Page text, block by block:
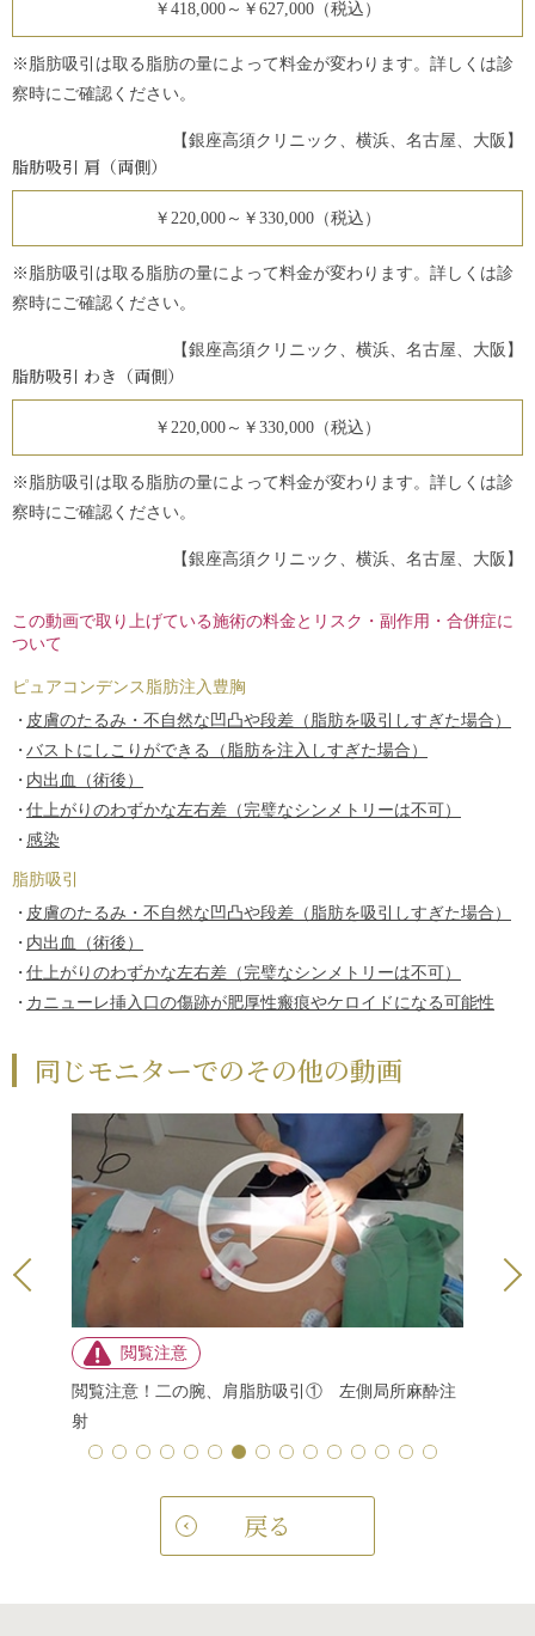
￥418,000～￥627,000（税込）
※脂肪吸引は取る脂肪の量によって料金が変わります。詳しくは診
察時にご確認ください。
【銀座高須クリニック、横浜、名古屋、大阪】
脂肪吸引 肩（両側）
￥220,000～￥330,000（税込）
※脂肪吸引は取る脂肪の量によって料金が変わります。詳しくは診
察時にご確認ください。
【銀座高須クリニック、横浜、名古屋、大阪】
脂肪吸引 わき（両側）
￥220,000～￥330,000（税込）
※脂肪吸引は取る脂肪の量によって料金が変わります。詳しくは診
察時にご確認ください。
【銀座高須クリニック、横浜、名古屋、大阪】
この動画で取り上げている施術の料金とリスク・副作用・合併症に
ついて
ピュアコンデンス脂肪注入豊胸
皮膚のたるみ・不自然な凹凸や段差（脂肪を吸引しすぎた場合）
バストにしこりができる（脂肪を注入しすぎた場合）
内出血（術後）
仕上がりのわずかな左右差（完璧なシンメトリーは不可）
感染
脂肪吸引
皮膚のたるみ・不自然な凹凸や段差（脂肪を吸引しすぎた場合）
内出血（術後）
仕上がりのわずかな左右差（完璧なシンメトリーは不可）
カニューレ挿入口の傷跡が肥厚性瘢痕やケロイドになる可能性
同じモニターでのその他の動画
閲覧注意！二の腕、肩脂肪吸引① 左側局所麻酔注
射
戻る